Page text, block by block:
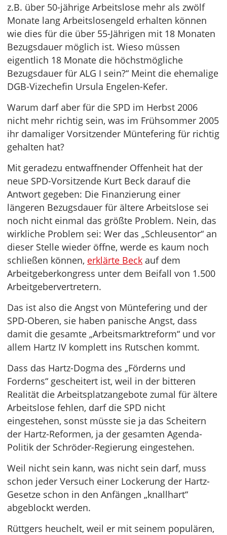
z.B. über 50-jährige Arbeitslose mehr als zwölf
Monate lang Arbeitslosengeld erhalten können
wie dies für die über 55-Jährigen mit 18 Monaten
Bezugsdauer möglich ist. Wieso müssen
eigentlich 18 Monate die höchstmögliche
Bezugsdauer für ALG I sein?“ Meint die ehemalige
DGB-Vizechefin Ursula Engelen-Kefer.
Warum darf aber für die SPD im Herbst 2006
nicht mehr richtig sein, was im Frühsommer 2005
ihr damaliger Vorsitzender Müntefering für richtig
gehalten hat?
Mit geradezu entwaffnender Offenheit hat der
neue SPD-Vorsitzende Kurt Beck darauf die
Antwort gegeben: Die Finanzierung einer
längeren Bezugsdauer für ältere Arbeitslose sei
noch nicht einmal das größte Problem. Nein, das
wirkliche Problem sei: Wer das „Schleusentor“ an
dieser Stelle wieder öffne, werde es kaum noch
schließen können, erklärte Beck auf dem
Arbeitgeberkongress unter dem Beifall von 1.500
Arbeitgebervertretern.
Das ist also die Angst von Müntefering und der
SPD-Oberen, sie haben panische Angst, dass
damit die gesamte „Arbeitsmarktreform“ und vor
allem Hartz IV komplett ins Rutschen kommt.
Dass das Hartz-Dogma des „Förderns und
Forderns“ gescheitert ist, weil in der bitteren
Realität die Arbeitsplatzangebote zumal für ältere
Arbeitslose fehlen, darf die SPD nicht
eingestehen, sonst müsste sie ja das Scheitern
der Hartz-Reformen, ja der gesamten Agenda-
Politik der Schröder-Regierung eingestehen.
Weil nicht sein kann, was nicht sein darf, muss
schon jeder Versuch einer Lockerung der Hartz-
Gesetze schon in den Anfängen „knallhart“
abgeblockt werden.
Rüttgers heuchelt, weil er mit seinem populären,